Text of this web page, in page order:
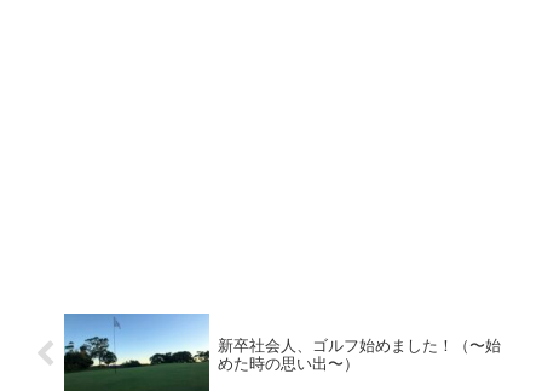
新卒社会人、ゴルフ始めました！（〜始
めた時の思い出〜）